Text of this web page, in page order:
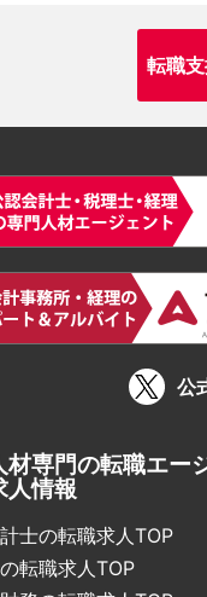
転職
公
専門の転職エー
人情報
士の転職求人TOP
転職求人TOP